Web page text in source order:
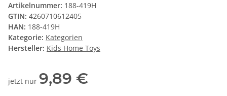
Artikelnummer: 188-419H
GTIN: 4260710612405
HAN: 188-419H
Kategorie: Kategorien
Hersteller: Kids Home Toys
jetzt nur 9,89 €